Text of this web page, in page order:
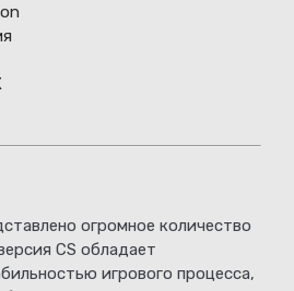
огромное количество
CS обладает
игрового процесса,